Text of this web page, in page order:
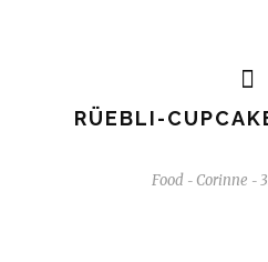
RÜEBLI-
Food - Corinne -